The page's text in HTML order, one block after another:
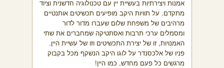
אמנות ויצירתיות בעשיית יין עם טכנולוגיה חדשנית וציוד
מתקדם. על תוויות היקב מופיעים תכשיטים אותנטיים
מרהיבים של משפחת שלום שעברו מדור לדור
ומסמלים ערכי תרבות ואסתטיקה שמחברים את שתי
האמנויות, זו של יצירת התכשיטים וזו של עשיית היין.
פניו של אלכסנדר על לוגו היקב הנשקף מכל בקבוק
מרגשים כל פעם מחדש, כמו היין!